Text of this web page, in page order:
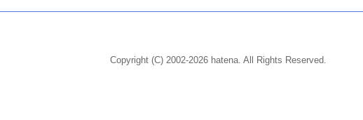
Copyright (C) 2002-2026 hatena. All Rights Reserved.